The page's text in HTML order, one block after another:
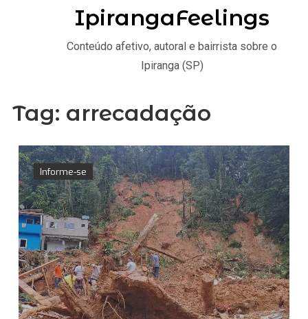
Tag: arrecadação
Informe-se
IpirangaFeelings
Conteúdo afetivo, autoral e bairrista sobre o
Ipiranga (SP)